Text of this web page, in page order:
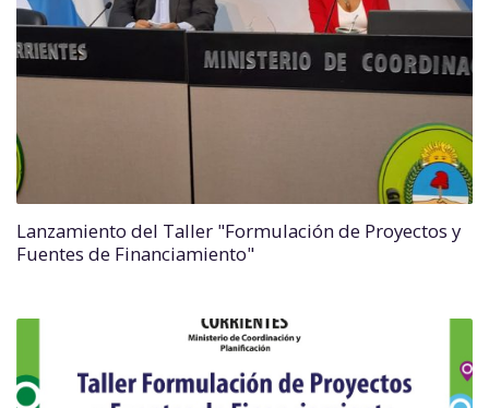
Lanzamiento del Taller "Formulación de Proyectos y
Fuentes de Financiamiento"